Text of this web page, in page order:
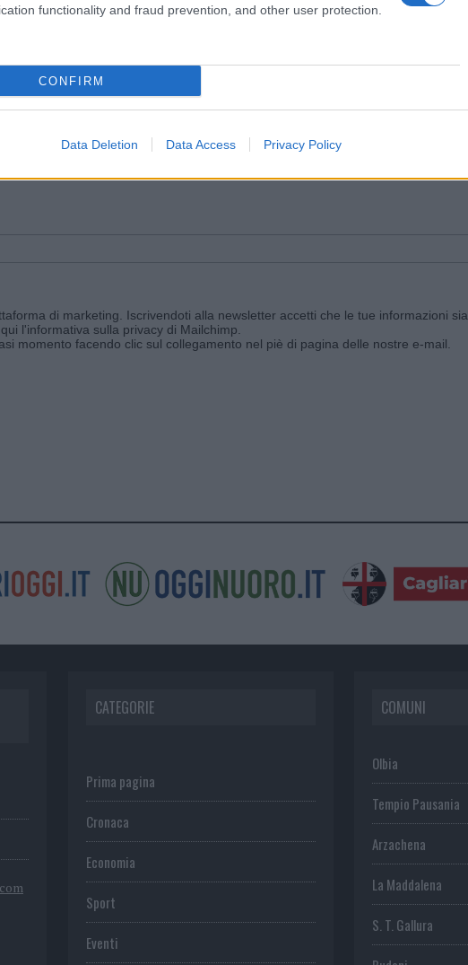
functionality and fraud prevention, and other user protection.
CONFIRM
Data Deletion Data Access Privacy Policy
Invia un Comunicato Stampa|Pubblicità|Segnala
e ricevi le nostre email periodiche contenenti le ultime notizie pubblicate sul sito
di marketing. Iscrivendoti alla newsletter accetti che le tue informazioni
l'informativa sulla privacy di Mailchimp
momento facendo clic sul collegamento nel piè di pagina delle nostre e-mail.
CATEGORIE
Prima pagina
Cronaca
Economia
Sport
Eventi
COMUNI
Olbia
Tempio Pausania
Arzachena
La Maddalena
S. T. Gallura